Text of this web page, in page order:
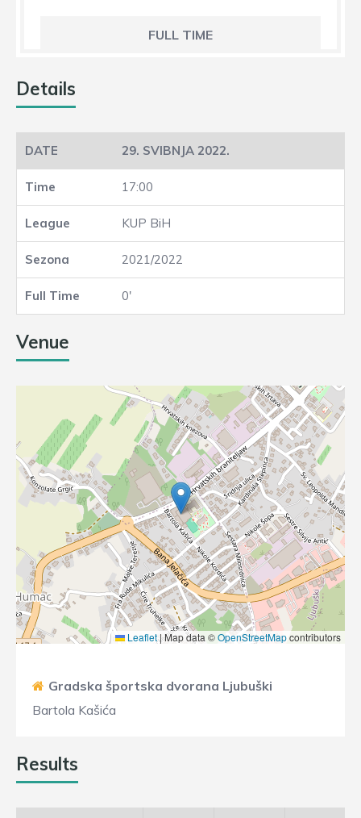
FULL TIME
Details
29. SVIBNJA 2022.
17:00
KUP BiH
2021/2022
0'
Venue
Leaflet |Map data ©OpenStreetMapcontributors
Gradska športska dvorana Ljubuški
Bartola Kašića
Results